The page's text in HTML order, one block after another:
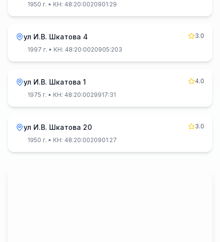
1950 г. • КН: 48:20:0020901:29
ул И.В. Шкатова 4
3.0
1997 г. • КН: 48:20:0020905:203
ул И.В. Шкатова 1
4.0
1975 г. • КН: 48:20:0029917:31
ул И.В. Шкатова 20
3.0
1950 г. • КН: 48:20:0020901:27